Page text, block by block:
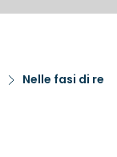
Nelle fasi di